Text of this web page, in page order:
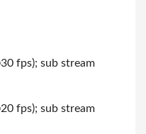
fps); sub stream
fps); sub stream